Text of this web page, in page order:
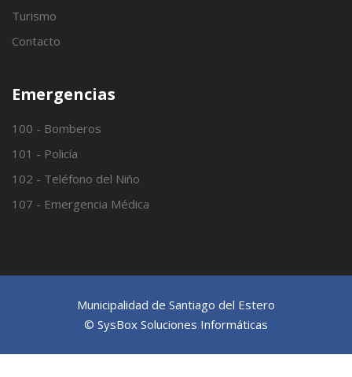
Turismo
Contacto
Emergencias
100 - Bomberos
101 - Policía
102 - Teléfono del Niño
107 - Emergencia Médica
Municipalidad de Santiago del Estero
© SysBox Soluciones Informáticas